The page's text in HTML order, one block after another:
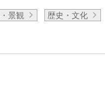
景観
歴史・文化